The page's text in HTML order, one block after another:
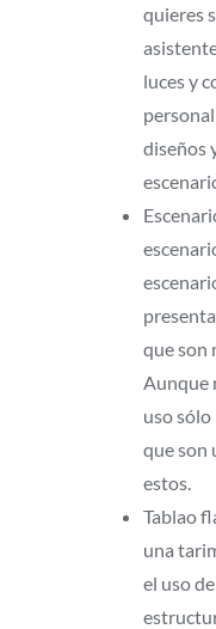
quieres
luces y
diseños
que son
Aunque
uso sólo
que son
estos.
Tablao
una
el uso